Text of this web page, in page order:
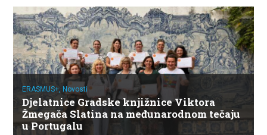
ERASMUS+, Novosti
Djelatnice Gradske knjižnice Viktora
Žmegača Slatina na međunarodnom tečaju
u Portugalu